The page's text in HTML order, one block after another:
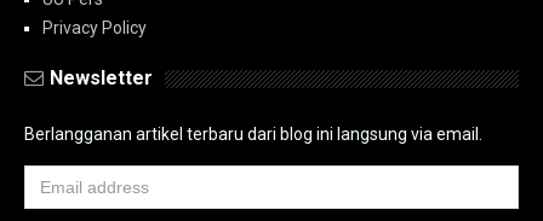
Privacy Policy
Newsletter
Berlangganan artikel terbaru dari blog ini langsung via email.